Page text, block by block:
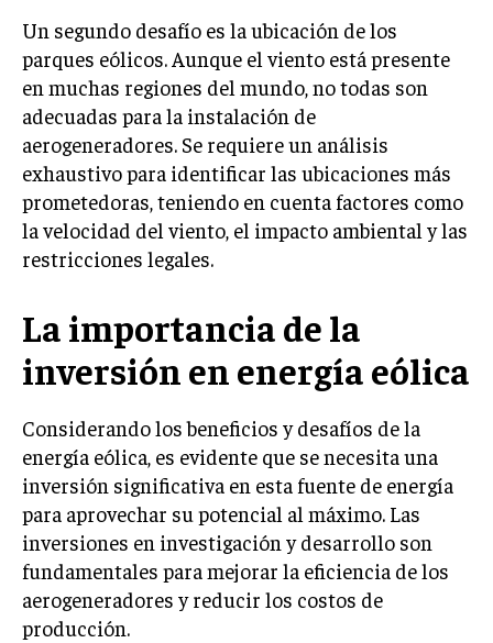
CIBERSEGURIDAD EMPRESARIAL
ESTRATEGIA
EMPRESAS FAMILIARES Y SUCESIÓN
GESTIÓN DEL RIESGO EMPRESARIAL
NEGOCIACIÓN Y RESOLUCIÓN DE CONFLICTOS
DERECHO EMPRESARIAL Y REGULACIONES
ÉXITO EMPRESARIAL Y CASOS DE ESTUDIO
GOBIERNO CORPORATIVO
NEGOCIOS
ESTRATEGIAS DE NEGOCIOS
MARKETING B2B
MARKETING B2C
FRANQUICIAS
MARKETING DE INFLUENCERS
E-COMMERCE
E-COMMERCE Y COMERCIO ELECTRÓNICO
Un segundo desafío es la ubicación de los
parques eólicos. Aunque el viento está presente
en muchas regiones del mundo, no todas son
adecuadas para la instalación de
aerogeneradores. Se requiere un análisis
exhaustivo para identificar las ubicaciones más
prometedoras, teniendo en cuenta factores como
la velocidad del viento, el impacto ambiental y las
restricciones legales.
La importancia de la
inversión en energía eólica
Considerando los beneficios y desafíos de la
energía eólica, es evidente que se necesita una
inversión significativa en esta fuente de energía
para aprovechar su potencial al máximo. Las
inversiones en investigación y desarrollo son
fundamentales para mejorar la eficiencia de los
aerogeneradores y reducir los costos de
producción.